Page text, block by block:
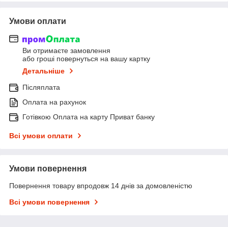
Умови оплати
Ви отримаєте замовлення
або гроші повернуться на вашу картку
Детальніше
Післяплата
Оплата на рахунок
Готівкою Оплата на карту Приват банку
Всі умови оплати
Умови повернення
Повернення товару впродовж 14 днів за домовленістю
Всі умови повернення